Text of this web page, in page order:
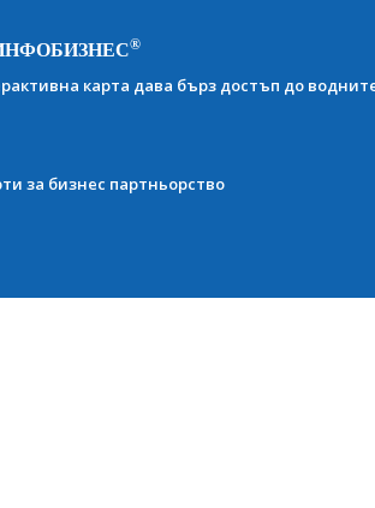
®
карта дава бърз достъп до
за бизнес партньорство